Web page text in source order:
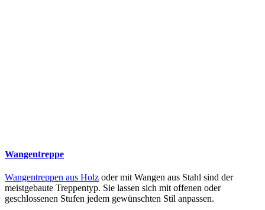
Wangentreppe
Wangentreppen aus Holz oder mit Wangen aus Stahl sind der
meistgebaute Treppentyp. Sie lassen sich mit offenen oder
geschlossenen Stufen jedem gewünschten Stil anpassen.